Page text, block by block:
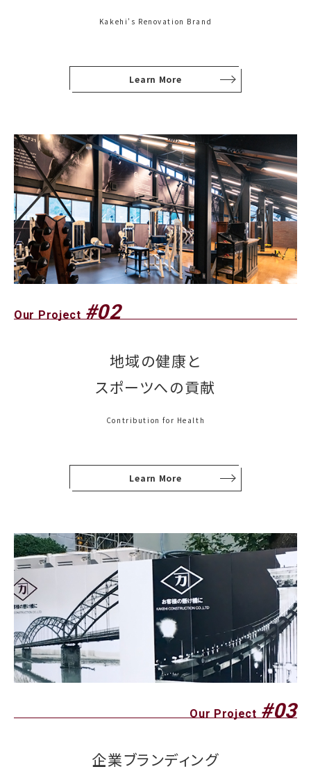
Kakehi's Renovation Brand
Learn More
Our Project #02
地域の健康と
スポーツへの貢献
Contribution for Health
Learn More
Our Project #03
企業ブランディング